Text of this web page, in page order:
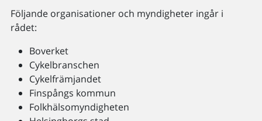
Följande organisationer och myndigheter ingår i
rådet:
Boverket
Cykelbranschen
Cykelfrämjandet
Finspångs kommun
Folkhälsomyndigheten